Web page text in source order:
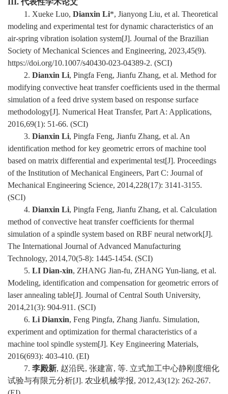
合
作
流
III. 代表性学术论文
1. Xueke Luo, Dianxin Li*, Jianyong Liu, et al. Theoretical
modeling and experimental test for dynamic characteristics of an
air-spring vibration isolation system[J]. Journal of the Brazilian
Society of Mechanical Sciences and Engineering, 2023,45(9).
https://doi.org/10.1007/s40430-023-04389-2. (SCI)
2. Dianxin Li, Pingfa Feng, Jianfu Zhang, et al. Method for
modifying convective heat transfer coefficients used in the thermal
simulation of a feed drive system based on response surface
methodology[J]. Numerical Heat Transfer, Part A: Applications,
2016,69(1): 51-66. (SCI)
3. Dianxin Li, Pingfa Feng, Jianfu Zhang, et al. An
identification method for key geometric errors of machine tool
based on matrix differential and experimental test[J]. Proceedings
of the Institution of Mechanical Engineers, Part C: Journal of
Mechanical Engineering Science, 2014,228(17): 3141-3155.
(SCI)
4. Dianxin Li, Pingfa Feng, Jianfu Zhang, et al. Calculation
method of convective heat transfer coefficients for thermal
simulation of a spindle system based on RBF neural network[J].
The International Journal of Advanced Manufacturing
Technology, 2014,70(5-8): 1445-1454. (SCI)
5. LI Dian-xin, ZHANG Jian-fu, ZHANG Yun-liang, et al.
Modeling, identification and compensation for geometric errors of
laser annealing table[J]. Journal of Central South University,
2014,21(3): 904-911. (SCI)
6. Li Dianxin, Feng Pingfa, Zhang Jianfu. Simulation,
experiment and optimization for thermal characteristics of a
machine tool spindle system[J]. Key Engineering Materials,
2016(693): 403-410. (EI)
7. 李殿新, 赵沿民, 张建富, 等. 立式加工中心静刚度细化
试验与有限元分析[J]. 农业机械学报, 2012,43(12): 262-267.